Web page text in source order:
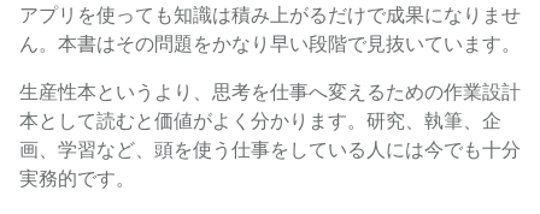
アプリを使っても知識は積み上がるだけで成果になりませ
ん。本書はその問題をかなり早い段階で見抜いています。
生産性本というより、思考を仕事へ変えるための作業設計
本として読むと価値がよく分かります。研究、執筆、企
画、学習など、頭を使う仕事をしている人には今でも十分
実務的です。